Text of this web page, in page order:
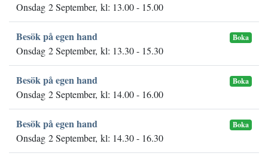
Onsdag 2 September, kl: 13.00 - 15.00
Besök på egen hand Boka
Onsdag 2 September, kl: 13.30 - 15.30
Besök på egen hand Boka
Onsdag 2 September, kl: 14.00 - 16.00
Besök på egen hand Boka
Onsdag 2 September, kl: 14.30 - 16.30